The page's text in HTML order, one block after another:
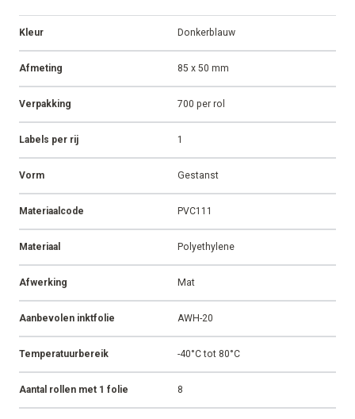
Kleur Donkerblauw
Afmeting 85 x 50 mm
Verpakking 700 per rol
Labels per rij 1
Vorm Gestanst
Materiaalcode PVC111
Materiaal Polyethylene
Afwerking Mat
Aanbevolen inktfolie AWH-20
Temperatuurbereik -40°C tot 80°C
Aantal rollen met 1 folie 8